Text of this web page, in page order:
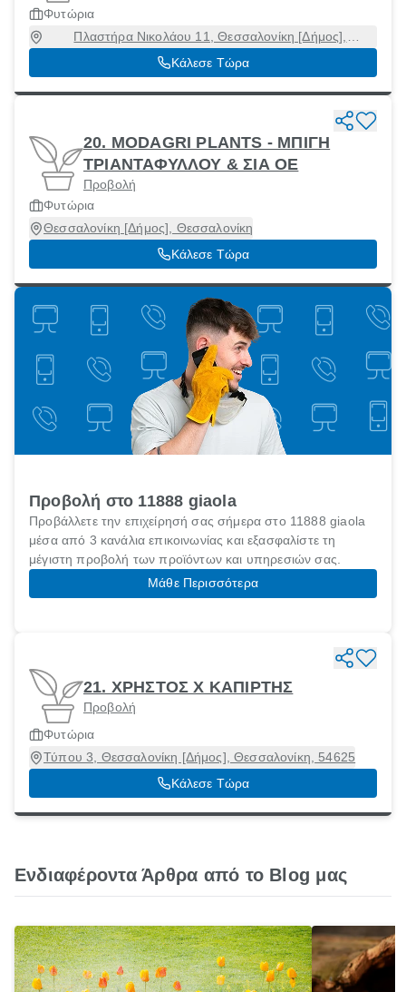
Φυτώρια
Πλαστήρα Νικολάου 11, Θεσσαλονίκη [Δήμος],
Θεσσαλονίκη, 54250
Κάλεσε Τώρα
20. MODAGRI PLANTS - ΜΠΙΓΗ
ΤΡΙΑΝΤΑΦΥΛΛΟΥ & ΣΙΑ ΟΕ
Προβολή
Φυτώρια
Θεσσαλονίκη [Δήμος], Θεσσαλονίκη
Κάλεσε Τώρα
Προβολή στο 11888 giaola
Προβάλλετε την επιχείρησή σας σήμερα στο 11888 giaola
μέσα από 3 κανάλια επικοινωνίας και εξασφαλίστε τη
μέγιστη προβολή των προϊόντων και υπηρεσιών σας.
Μάθε Περισσότερα
21. ΧΡΗΣΤΟΣ Χ ΚΑΠΙΡΤΗΣ
Προβολή
Φυτώρια
Τύπου 3, Θεσσαλονίκη [Δήμος], Θεσσαλονίκη, 54625
Κάλεσε Τώρα
Ενδιαφέροντα Άρθρα από το Blog μας